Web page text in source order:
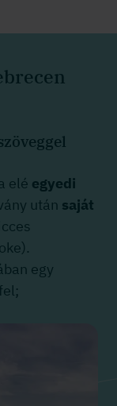
elé egyedi
után saját
egy